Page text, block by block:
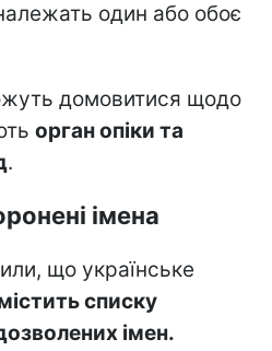
один або обоє
домовитися щодо
орган опіки та
.
імена
що українське
списку
імен.